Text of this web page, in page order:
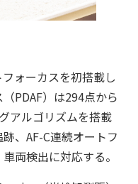
ォーカスを初搭載し
PDAF）は294点から
アルゴリズムを搭載
、AF-C連続オートフ
両検出に対応する。